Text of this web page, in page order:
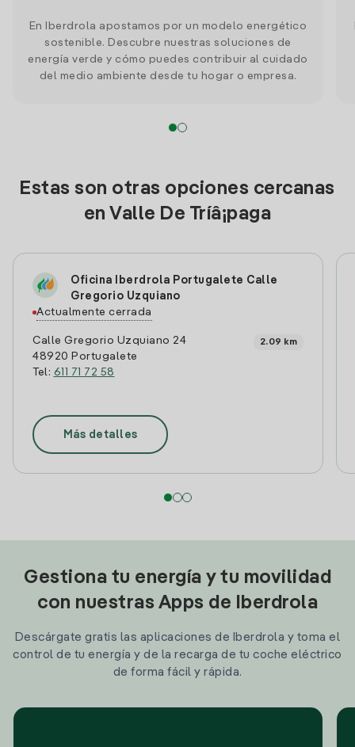
En Iberdrola apostamos por un modelo energético
sostenible. Descubre nuestras soluciones de
energía verde y cómo puedes contribuir al cuidado
del medio ambiente desde tu hogar o empresa.
Estas son otras opciones cercanas
en Valle De Trí­â¡paga
Oficina Iberdrola Portugalete Calle
Gregorio Uzquiano
Actualmente cerrada
Calle Gregorio Uzquiano 24
48920 Portugalete
Tel: 611 71 72 58
2.09 km
Más detalles
Gestiona tu energía y tu movilidad
con nuestras Apps de Iberdrola
Descárgate gratis las aplicaciones de Iberdrola y toma el
control de tu energía y de la recarga de tu coche eléctrico
de forma fácil y rápida.